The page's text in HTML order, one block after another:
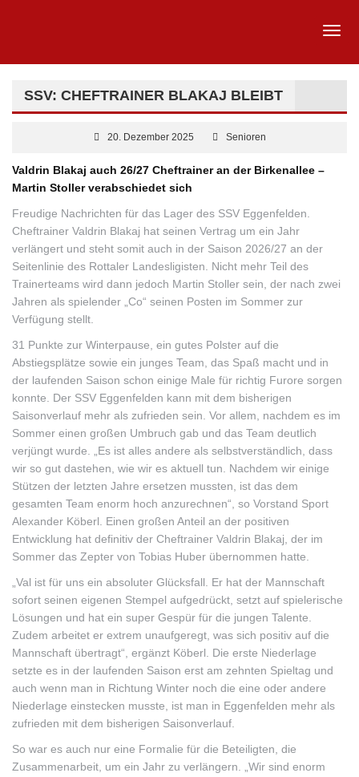
SSV: CHEFTRAINER BLAKAJ BLEIBT
20. Dezember 2025 Senioren
Valdrin Blakaj auch 26/27 Cheftrainer an der Birkenallee –
Martin Stoller verabschiedet sich
Freudige Nachrichten für das Lager des SSV Eggenfelden.
Cheftrainer Valdrin Blakaj hat seinen Vertrag um ein Jahr
verlängert und steht somit auch in der Saison 2026/27 an der
Seitenlinie des Rottaler Landesligisten. Nicht mehr Teil des
Trainerteams wird dann jedoch Martin Stoller sein, der nach zwei
Jahren als spielender „Co“ seinen Posten im Sommer zur
Verfügung stellt.
31 Punkte zur Winterpause, ein gutes Polster auf die
Abstiegsplätze sowie ein junges Team, das Spaß macht und in
der laufenden Saison schon einige Male für richtig Furore sorgen
konnte. Der SSV Eggenfelden kann mit dem bisherigen
Saisonverlauf mehr als zufrieden sein. Vor allem, nachdem es im
Sommer einen großen Umbruch gab und das Team deutlich
verjüngt wurde. „Es ist alles andere als selbstverständlich, dass
wir so gut dastehen, wie wir es aktuell tun. Nachdem wir einige
Stützen der letzten Jahre ersetzen mussten, ist das dem
gesamten Team enorm hoch anzurechnen“, so Vorstand Sport
Alexander Köberl. Einen großen Anteil an der positiven
Entwicklung hat definitiv der Cheftrainer Valdrin Blakaj, der im
Sommer das Zepter von Tobias Huber übernommen hatte.
„Val ist für uns ein absoluter Glücksfall. Er hat der Mannschaft
sofort seinen eigenen Stempel aufgedrückt, setzt auf spielerische
Lösungen und hat ein super Gespür für die jungen Talente.
Zudem arbeitet er extrem unaufgeregt, was sich positiv auf die
Mannschaft übertragt“, ergänzt Köberl. Die erste Niederlage
setzte es in der laufenden Saison erst am zehnten Spieltag und
auch wenn man in Richtung Winter noch die eine oder andere
Niederlage einstecken musste, ist man in Eggenfelden mehr als
zufrieden mit dem bisherigen Saisonverlauf.
So war es auch nur eine Formalie für die Beteiligten, die
Zusammenarbeit, um ein Jahr zu verlängern. „Wir sind enorm